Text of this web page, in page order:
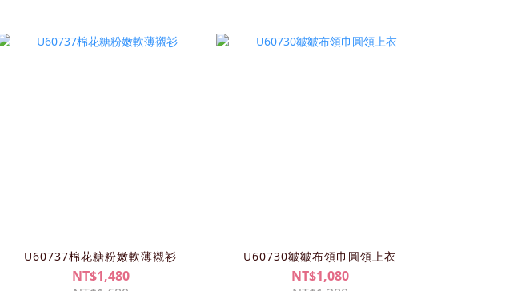
U60737棉花糖粉嫩軟薄襯衫
NT$1,480
U60730皺皺布領巾圓領上衣
NT$1,080